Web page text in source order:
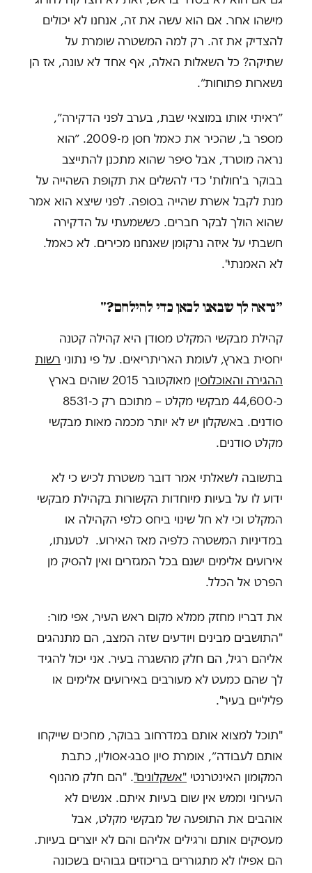
מישהו אחר. אם הוא עשה את זה, אנחנו לא יכולים
להצדיק את זה. רק למה המשטרה שומרת על
שתיקה? כל השאלות האלה, אף אחד לא עונה, אז הן
נשארות פתוחות״.
״ראיתי אותו במוצאי שבת, בערב לפני הדקירה״,
מספר ב', שהכיר את כאמל חסן מ-2009. ״הוא
נראה מוטרד, אבל סיפר שהוא מתכנן להתייצב
בבוקר ב'חולות' כדי להשלים את תקופת השהייה על
מנת לקבל אשרת שהייה בסופה. לפני שיצא הוא אמר
שהוא הולך לבקר חברים. כששמעתי על הדקירה
חשבתי על איזה נרקומן שאנחנו מכירים. לא כאמל.
לא האמנתי".
״נראה לך שבאנו לכאן כדי להילחם?"
קהילת מבקשי המקלט מסודן היא קהילה קטנה
יחסית בארץ, לעומת האריתריאים. על פי נתוני רשות
ההגירה והאוכלוסין
מאוקטובר 2015 שוהים בארץ
כ-44,600 מבקשי מקלט – מתוכם רק כ-8531
סודנים. באשקלון יש לא יותר מכמה מאות מבקשי
מקלט סודנים.
בתשובה לשאלתי אמר דובר משטרת לכיש כי לא
ידוע לו על בעיות מיוחדות הקשורות בקהילת מבקשי
המקלט וכי לא חל שינוי ביחס כלפי הקהילה או
במדיניות המשטרה כלפיה מאז האירוע. לטענתו,
אירועים אלימים ישנם בכל המגזרים ואין להסיק מן
הפרט אל הכלל.
את דבריו מחזק ממלא מקום ראש העיר, אפי מור:
"התושבים מבינים ויודעים שזה המצב, הם מתנהגים
אליהם רגיל, הם חלק מהשגרה בעיר. אני יכול להגיד
לך שהם כמעט לא מעורבים באירועים אלימים או
פליליים בעיר".
"תוכל למצוא אותם במדרחוב בבוקר, מחכים שייקחו
אותם לעבודה״, אומרת סיון סבג-אסולין, כתבת
המקומון האינטרנטי "אשקלונים". "הם חלק מהנוף
העירוני וממש אין שום בעיות איתם. אנשים לא
אוהבים את התופעה של מבקשי מקלט, אבל
מעסיקים אותם ורגילים אליהם והם לא יוצרים בעיות.
הם אפילו לא מתגוררים בריכוזים גבוהים בשכונה